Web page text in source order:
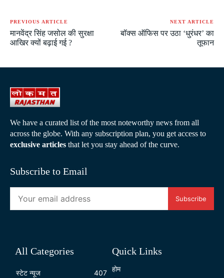
PREVIOUS ARTICLE
मानवेंद्र सिंह जसोल की सुरक्षा
आखिर क्यों बढ़ाई गई ?
NEXT ARTICLE
बॉक्स ऑफिस पर उठा ‘धुरंधर’ का
तूफान
We have a curated list of the most noteworthy news from all
across the globe. With any subscription plan, you get access to
exclusive articles that let you stay ahead of the curve.
Subscribe to Email
Subscribe
All Categories
स्टेट न्यूज
407
Quick Links
होम